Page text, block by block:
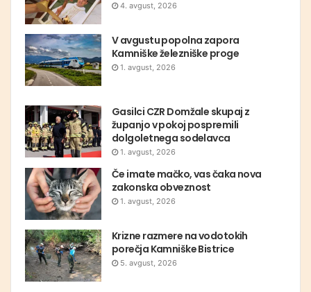
4. avgust, 2026
V avgustu popolna zapora
Kamniške železniške proge
1. avgust, 2026
Gasilci CZR Domžale skupaj z
županjo v pokoj pospremili
dolgoletnega sodelavca
1. avgust, 2026
Če imate mačko, vas čaka nova
zakonska obveznost
1. avgust, 2026
Krizne razmere na vodotokih
porečja Kamniške Bistrice
5. avgust, 2026